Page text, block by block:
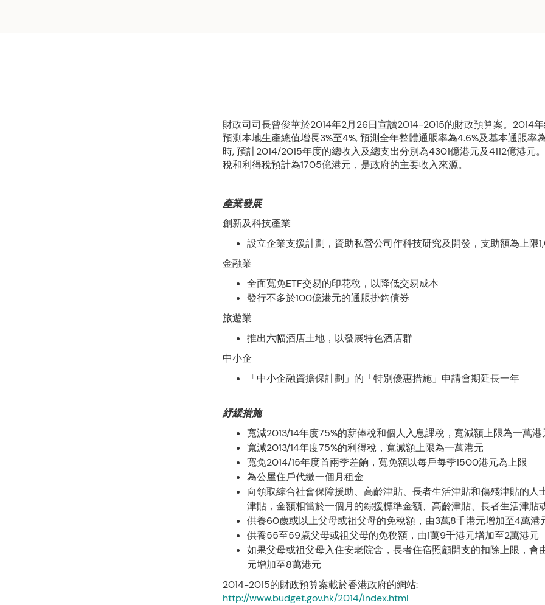
財政司司長曾俊華於2014年2月26日宣讀2014-2015的財政預算案。2014
預測本地生產總值增長3%至4%, 預測全年整體通脹率為4.6%及基本通脹率
時, 預計2014/2015年度的總收入及總支出分別為4301億港元及4112億港元
稅和利得稅預計為1705億港元，是政府的主要收入來源。
產業發展
創新及科技產業
設立企業支援計劃，資助私營公司作科技研究及開發，支助額為上限
金融業
全面寬免ETF交易的印花稅，以降低交易成本
發行不多於100億港元的通脹掛鈎債券
旅遊業
推出六幅酒店土地，以發展特色酒店群
中小企
「中小企融資擔保計劃」的「特別優惠措施」申請會期延長一年
紓緩措施
寬減2013/14年度75%的薪俸稅和個人入息課稅，寬減額上限為一萬港
寬減2013/14年度75%的利得稅，寬減額上限為一萬港元
寬免2014/15年度首兩季差餉，寬免額以每戶每季1500港元為上限
為公屋住戶代繳一個月租金
向領取綜合社會保障援助、高齡津貼、長者生活津貼和傷殘津貼的人
津貼，金額相當於一個月的綜援標準金額、高齡津貼、長者生活津貼
供養60歲或以上父母或祖父母的免稅額，由3萬8千港元增加至4萬港
供養55至59歲父母或祖父母的免稅額，由1萬9千港元增加至2萬港元
如果父母或祖父母入住安老院舍，長者住宿照顧開支的扣除上限，會
元增加至8萬港元
2014-2015的財政預算案載於香港政府的網站:
http://www.budget.gov.hk/2014/index.html